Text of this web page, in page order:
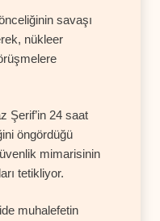
savaşı
nükleer
Şerif’in 24 saat
öngördüğü
mimarisinin
tetikliyor.
muhalefetin